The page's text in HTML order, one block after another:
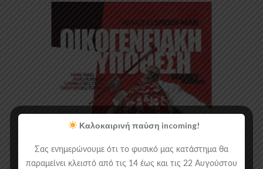
Καλοκαιρινή παύση incoming!
Σας ενημερώνουμε ότι το φυσικό μας κατάστημα θα
παραμείνει κλειστό από τις 14 έως και τις 22 Αυγούστου